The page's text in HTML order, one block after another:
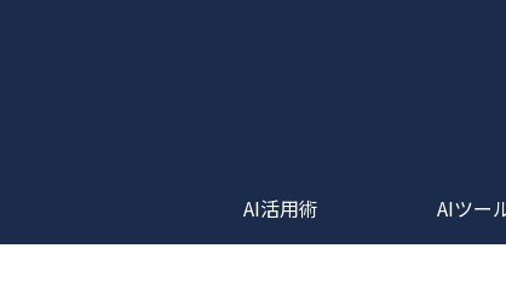
AI活用術 AIツー